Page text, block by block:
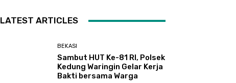
LATEST ARTICLES
BEKASI
Sambut HUT Ke-81 RI, Polsek
Kedung Waringin Gelar Kerja
Bakti bersama Warga